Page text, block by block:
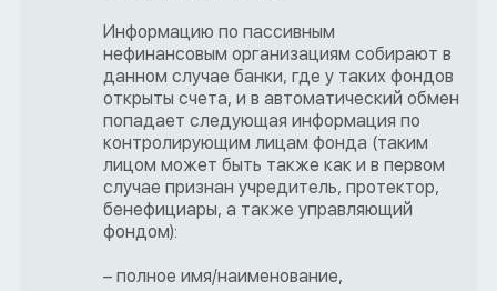
Информацию по пассивным
нефинансовым организациям собирают в
данном случае банки, где у таких фондов
открыты счета, и в автоматический обмен
попадает следующая информация по
контролирующим лицам фонда (таким
лицом может быть также как и в первом
случае признан учредитель, протектор,
бенефициары, а также управляющий
фондом):
– полное имя/наименование,